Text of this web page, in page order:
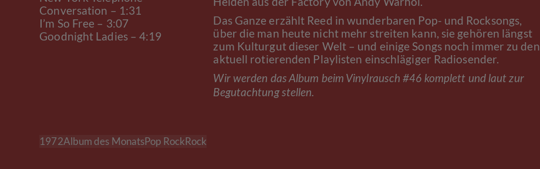
Conversation – 1:31
I’m So Free – 3:07
Goodnight Ladies – 4:19
Das Ganze erzählt Reed in wunderbaren Pop- und Rocksongs,
über die man heute nicht mehr streiten kann, sie gehören längst
zum Kulturgut dieser Welt – und einige Songs noch immer zu den
aktuell rotierenden Playlisten einschlägiger Radiosender.
Wir werden das Album beim Vinylrausch #46 komplett und laut zur
Begutachtung stellen.
1972Album des MonatsPop RockRock